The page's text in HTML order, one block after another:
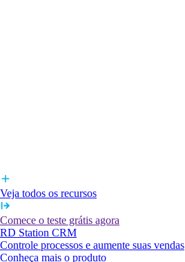
Veja todos os recursos
Comece o teste grátis agora
RD Station CRM
Controle processos e aumente suas vendas
Conheça mais o produto